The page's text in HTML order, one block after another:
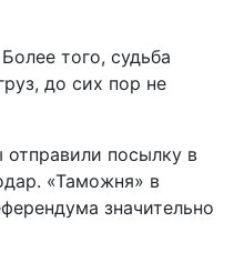
того, судьба
до сих пор не
посылку в
«Таможня» в
значительно